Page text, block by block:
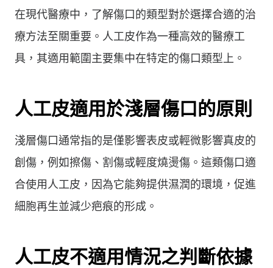
在現代醫療中，了解傷口的類型對於選擇合適的治
療方法至關重要。人工皮作為一種高效的醫療工
具，其適用範圍主要集中在特定的傷口類型上。
人工皮適用於淺層傷口的原則
淺層傷口通常指的是僅影響表皮或輕微影響真皮的
創傷，例如擦傷、割傷或輕度燒燙傷。這類傷口適
合使用人工皮，因為它能夠提供濕潤的環境，促進
細胞再生並減少疤痕的形成。
人工皮不適用情況之判斷依據